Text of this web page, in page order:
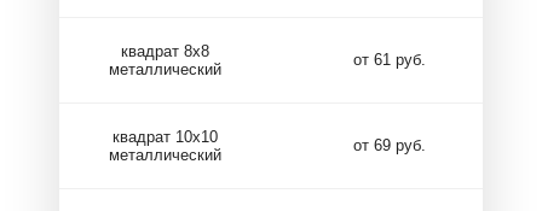
квадрат 8х8
металлический
от 61 руб.
квадрат 10х10
металлический
от 69 руб.